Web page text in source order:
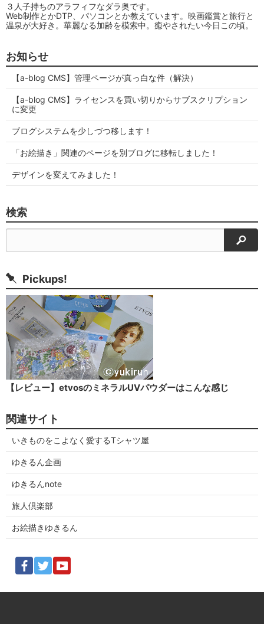
３人子持ちのアラフィフなダラ奥です。
Web制作とかDTP、パソコンとか教えています。映画鑑賞と旅行と
温泉が大好き。華麗なる加齢を模索中。癒やされたい今日この頃。
お知らせ
【a-blog CMS】管理ページが真っ白な件（解決）
【a-blog CMS】ライセンスを買い切りからサブスクリプション
に変更
ブログシステムを少しづつ移します！
「お絵描き」関連のページを別ブログに移転しました！
デザインを変えてみました！
検索
検索
Pickups!
【レビュー】etvosのミネラルUVパウダーはこんな感じ
関連サイト
いきものをこよなく愛するTシャツ屋
ゆきるん企画
ゆきるんnote
旅人倶楽部
お絵描きゆきるん